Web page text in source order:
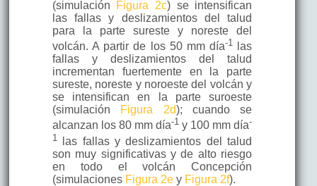
(simulación Figura 2c) se intensifican
las fallas y deslizamientos del talud
para la parte sureste y noreste del
volcán. A partir de los 50 mm día-1las
fallas y deslizamientos del talud
incrementan fuertemente en la parte
sureste, noreste y noroeste del volcán y
se intensifican en la parte suroeste
(simulación
Figura 2d); cuando se
alcanzan los 80 mm día-1 y 100 mm día-
1las fallas y deslizamientos del talud
son muy significativas y de alto riesgo
en todo el volcán Concepción
(simulaciones Figura 2ey Figura 2f).